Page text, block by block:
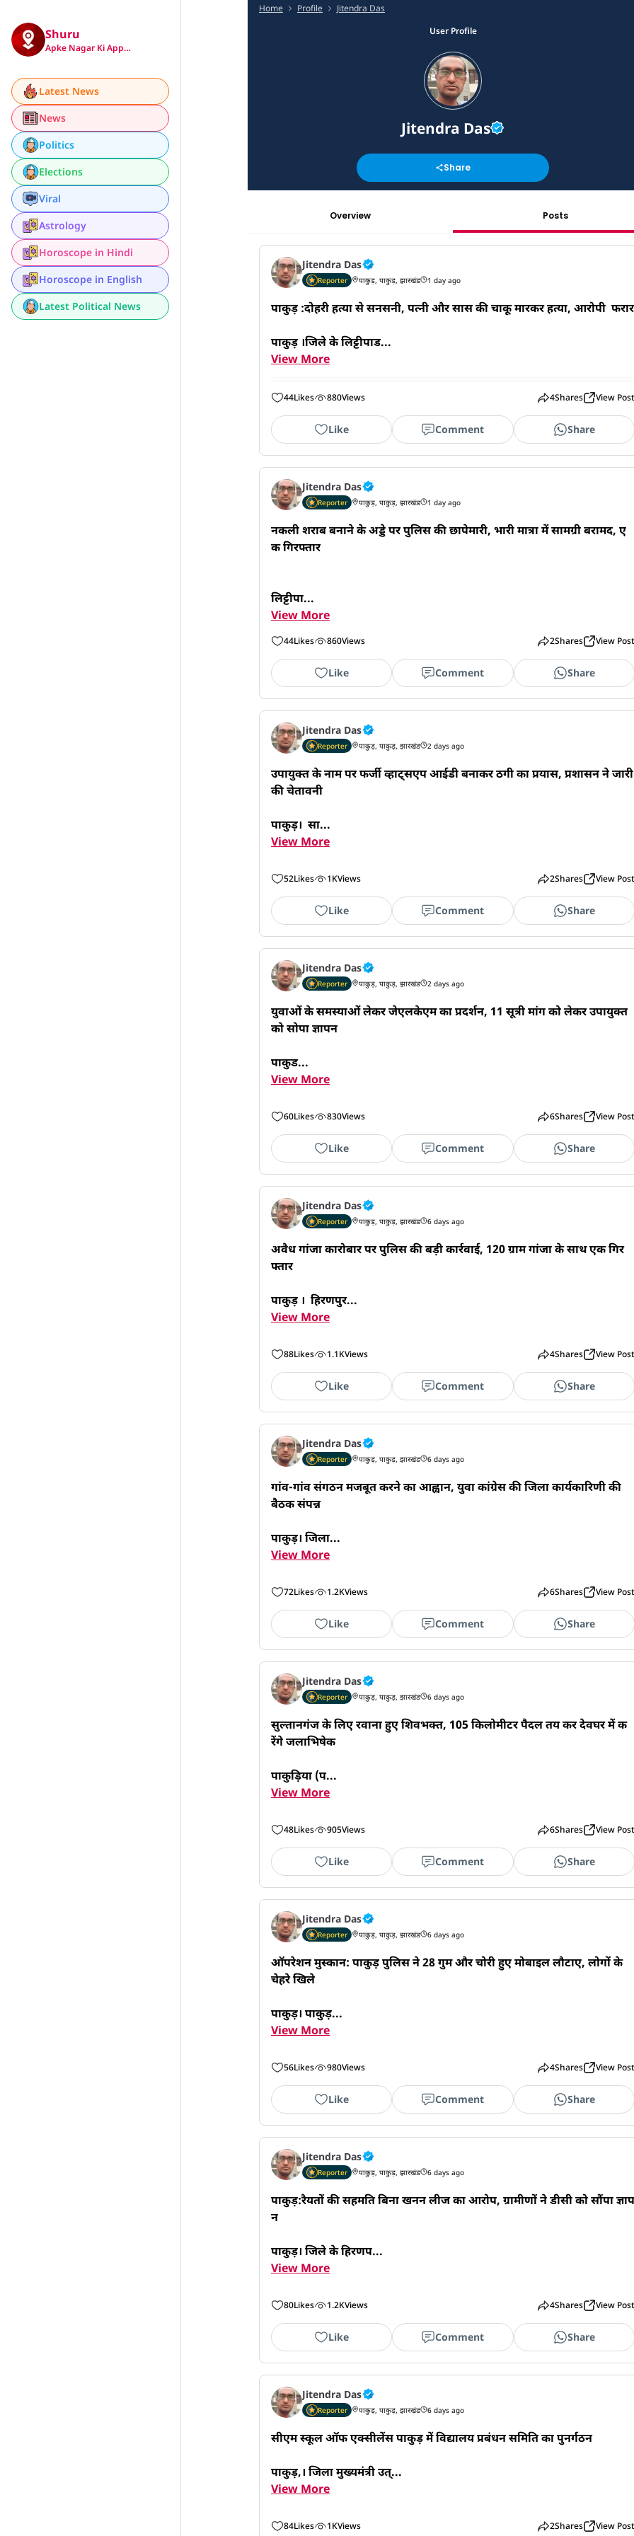
Shuru
Apke Nagar Ki App…
Latest News
News
Politics
Elections
Viral
Astrology
Horoscope in Hindi
Horoscope in English
Latest Political News
Home Profile
Jitendra Das
User Profile
Jitendra Das
Share
Overview Posts
Jitendra Das
Reporter पाकुड़, पाकुड़, झारखंड 1 day ago
पाकुड़ :दोहरी हत्या से सनसनी, पत्नी और सास की चाकू मारकर हत्या, आरोपी  फरार
पाकुड़ ।जिले के लिट्टीपाड...
View More
44Likes 880Views 4Shares View Post
Like Comment Share
Jitendra Das
Reporter पाकुड़, पाकुड़, झारखंड 1 day ago
नकली शराब बनाने के अड्डे पर पुलिस की छापेमारी, भारी मात्रा में सामग्री बरामद, ए
क गिरफ्तार
लिट्टीपा...
View More
44Likes 860Views 2Shares View Post
Like Comment Share
Jitendra Das
Reporter पाकुड़, पाकुड़, झारखंड 2 days ago
उपायुक्त के नाम पर फर्जी व्हाट्सएप आईडी बनाकर ठगी का प्रयास, प्रशासन ने जारी
की चेतावनी
पाकुड़।  सा...
View More
52Likes 1KViews 2Shares View Post
Like Comment Share
Jitendra Das
Reporter पाकुड़, पाकुड़, झारखंड 2 days ago
युवाओं के समस्याओं लेकर जेएलकेएम का प्रदर्शन, 11 सूत्री मांग को लेकर उपायुक्त
को सोपा ज्ञापन
पाकुड...
View More
60Likes 830Views 6Shares View Post
Like Comment Share
Jitendra Das
Reporter पाकुड़, पाकुड़, झारखंड 6 days ago
अवैध गांजा कारोबार पर पुलिस की बड़ी कार्रवाई, 120 ग्राम गांजा के साथ एक गिर
फ्तार
पाकुड़ ।  हिरणपुर...
View More
88Likes 1.1KViews 4Shares View Post
Like Comment Share
Jitendra Das
Reporter पाकुड़, पाकुड़, झारखंड 6 days ago
गांव-गांव संगठन मजबूत करने का आह्वान, युवा कांग्रेस की जिला कार्यकारिणी की
बैठक संपन्न
पाकुड़। जिला...
View More
72Likes 1.2KViews 6Shares View Post
Like Comment Share
Jitendra Das
Reporter पाकुड़, पाकुड़, झारखंड 6 days ago
सुल्तानगंज के लिए रवाना हुए शिवभक्त, 105 किलोमीटर पैदल तय कर देवघर में क
रेंगे जलाभिषेक
पाकुड़िया (प...
View More
48Likes 905Views 6Shares View Post
Like Comment Share
Jitendra Das
Reporter पाकुड़, पाकुड़, झारखंड 6 days ago
ऑपरेशन मुस्कान: पाकुड़ पुलिस ने 28 गुम और चोरी हुए मोबाइल लौटाए, लोगों के
चेहरे खिले
पाकुड़। पाकुड़...
View More
56Likes 980Views 4Shares View Post
Like Comment Share
Jitendra Das
Reporter पाकुड़, पाकुड़, झारखंड 6 days ago
पाकुड़:रैयतों की सहमति बिना खनन लीज का आरोप, ग्रामीणों ने डीसी को सौंपा ज्ञाप
न
पाकुड़। जिले के हिरणप...
View More
80Likes 1.2KViews 4Shares View Post
Like Comment Share
Jitendra Das
Reporter पाकुड़, पाकुड़, झारखंड 6 days ago
सीएम स्कूल ऑफ एक्सीलेंस पाकुड़ में विद्यालय प्रबंधन समिति का पुनर्गठन
पाकुड़,। जिला मुख्यमंत्री उत्...
View More
84Likes 1KViews 2Shares View Post